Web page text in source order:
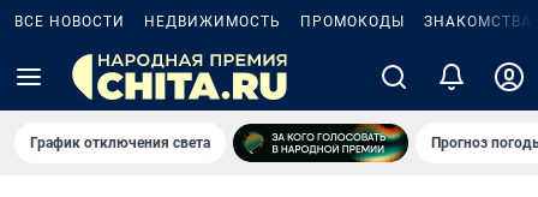
ВСЕ НОВОСТИ НЕДВИЖИМОСТЬ ПРОМОКОДЫ ЗНАКОМСТВА
График отключения света Прогноз